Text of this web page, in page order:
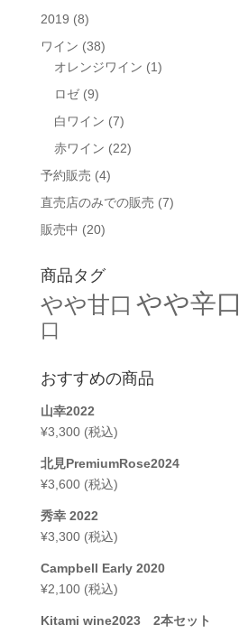
2019 (8)
ワイン (38)
オレンジワイン (1)
ロゼ (9)
白ワイン (7)
赤ワイン (22)
予約販売 (4)
直売店のみでの販売 (7)
販売中 (20)
商品タグ
やや甘口 やや辛口
口
おすすめの商品
山幸2022
¥3,300 (税込)
北見PremiumRose2024
¥3,600 (税込)
秀幸 2022
¥3,300 (税込)
Campbell Early 2020
¥2,100 (税込)
Kitami wine2023 2本セット